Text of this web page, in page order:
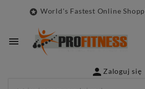
 World's Fastest Online

 Zaloguj się